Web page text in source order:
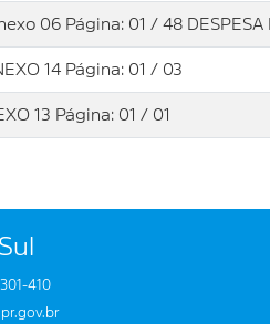
06 Página: 01 / 48 DESPESA
14 Página: 01 / 03
13 Página: 01 / 01
410